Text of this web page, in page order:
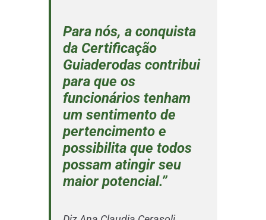
Para nós, a conquista
da Certificação
Guiaderodas contribui
para que os
funcionários tenham
um sentimento de
pertencimento e
possibilita que todos
possam atingir seu
maior potencial.”